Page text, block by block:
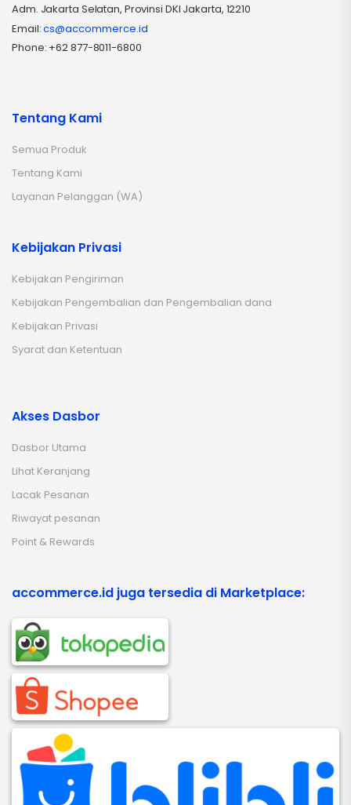
Adm. Jakarta Selatan, Provinsi DKI Jakarta, 12210
Email:cs@accommerce.id
Phone: +62 877-8011-6800
Tentang Kami
Semua Produk
Tentang Kami
Layanan Pelanggan (WA)
Kebijakan Privasi
Kebijakan Pengiriman
Kebijakan Pengembalian dan Pengembalian dana
Kebijakan Privasi
Syarat dan Ketentuan
Akses Dasbor
Dasbor Utama
Lihat Keranjang
Lacak Pesanan
Riwayat pesanan
Point & Rewards
accommerce.id juga tersedia di Marketplace: